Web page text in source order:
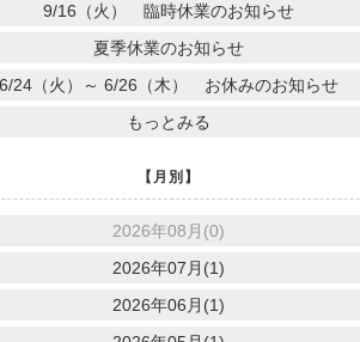
9/16（火） 臨時休業のお知らせ
夏季休業のお知らせ
6/24（火）～ 6/26（木） お休みのお知らせ
もっとみる
【月別】
2026年08月(0)
2026年07月(1)
2026年06月(1)